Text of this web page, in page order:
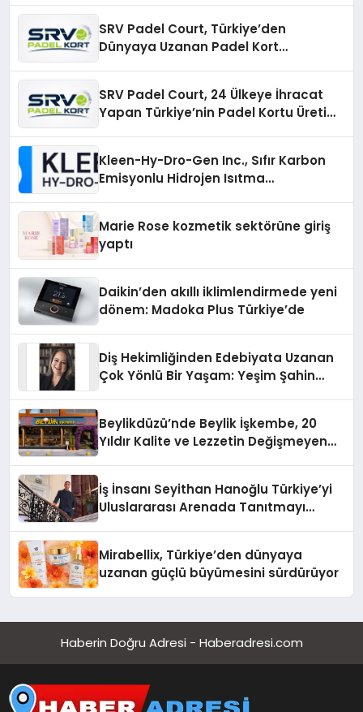
SRV Padel Court, Türkiye’den
Dünyaya Uzanan Padel Kort
SRV Padel Court, 24 Ülkeye İhracat
Yapan Türkiye’nin Padel Kortu Üretim
Kleen-Hy-Dro-Gen Inc., Sıfır Karbon
Emisyonlu Hidrojen Isıtma
Marie Rose kozmetik sektörüne giriş
yaptı
Daikin’den akıllı iklimlendirmede yeni
dönem: Madoka Plus Türkiye’de
Diş Hekimliğinden Edebiyata Uzanan
Çok Yönlü Bir Yaşam: Yeşim Şahin
Beylikdüzü’nde Beylik İşkembe, 20
Yıldır Kalite ve Lezzetin Değişmeyen
İş İnsanı Seyithan Hanoğlu Türkiye’yi
Uluslararası Arenada Tanıtmayı
Mirabellix, Türkiye’den dünyaya
uzanan güçlü büyümesini sürdürüyor
Haberin Doğru Adresi - Haberadresi.com